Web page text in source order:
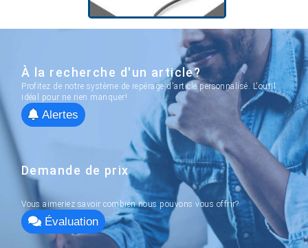
À la recherche d'un article?
Profitez de notre système de repérage d'article personnalisé. L'outil
idéal pour ne rien manquer!
Alertes
Demande de prix
Vous aimeriez savoir combien nous pouvons vous offrir?
Évaluation